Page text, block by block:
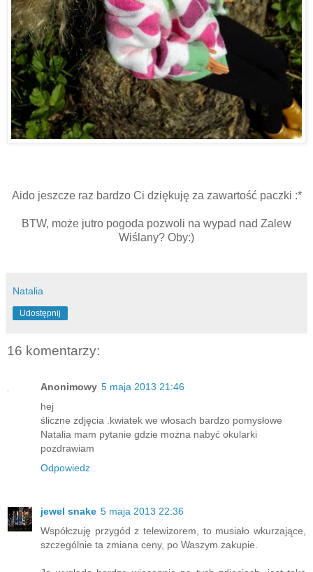
Aido jeszcze raz bardzo Ci dziękuję za zawartość paczki :*
BTW, może jutro pogoda pozwoli na wypad nad Zalew
Wiślany? Oby:)
Natalia
Udostępnij
16 komentarzy:
Anonimowy 5 maja 2013 21:46
hej
śliczne zdjęcia .kwiatek we włosach bardzo pomysłowe
Natalia mam pytanie gdzie można nabyć okularki
pozdrawiam
Odpowiedz
jewel snake 5 maja 2013 22:36
Współczuję przygód z telewizorem, to musiało wkurzające,
szczególnie ta zmiana ceny, po Waszym zakupie.